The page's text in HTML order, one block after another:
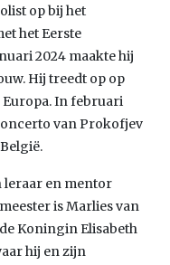
op bij het
het Eerste
2024 maakte hij
Hij treedt op op
In februari
van Prokofjev
leraar en mentor
is Marlies van
Koningin Elisabeth
hij en zijn